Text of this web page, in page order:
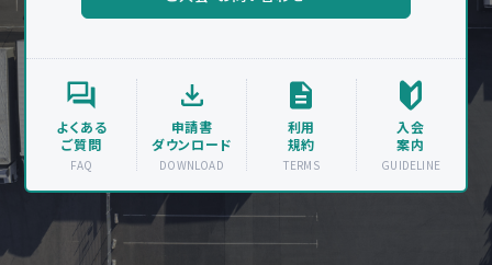
よくある
ご質問
FAQ
申請書
ダウンロード
DOWNLOAD
利用
規約
TERMS
入会
案内
GUIDELINE